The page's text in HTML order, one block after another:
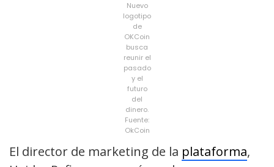
Nuevo
logotipo
de
OKCoin
busca
reunir el
pasado
y el
futuro
del
dinero.
Fuente:
OkCoin
El director de marketing de la plataforma,